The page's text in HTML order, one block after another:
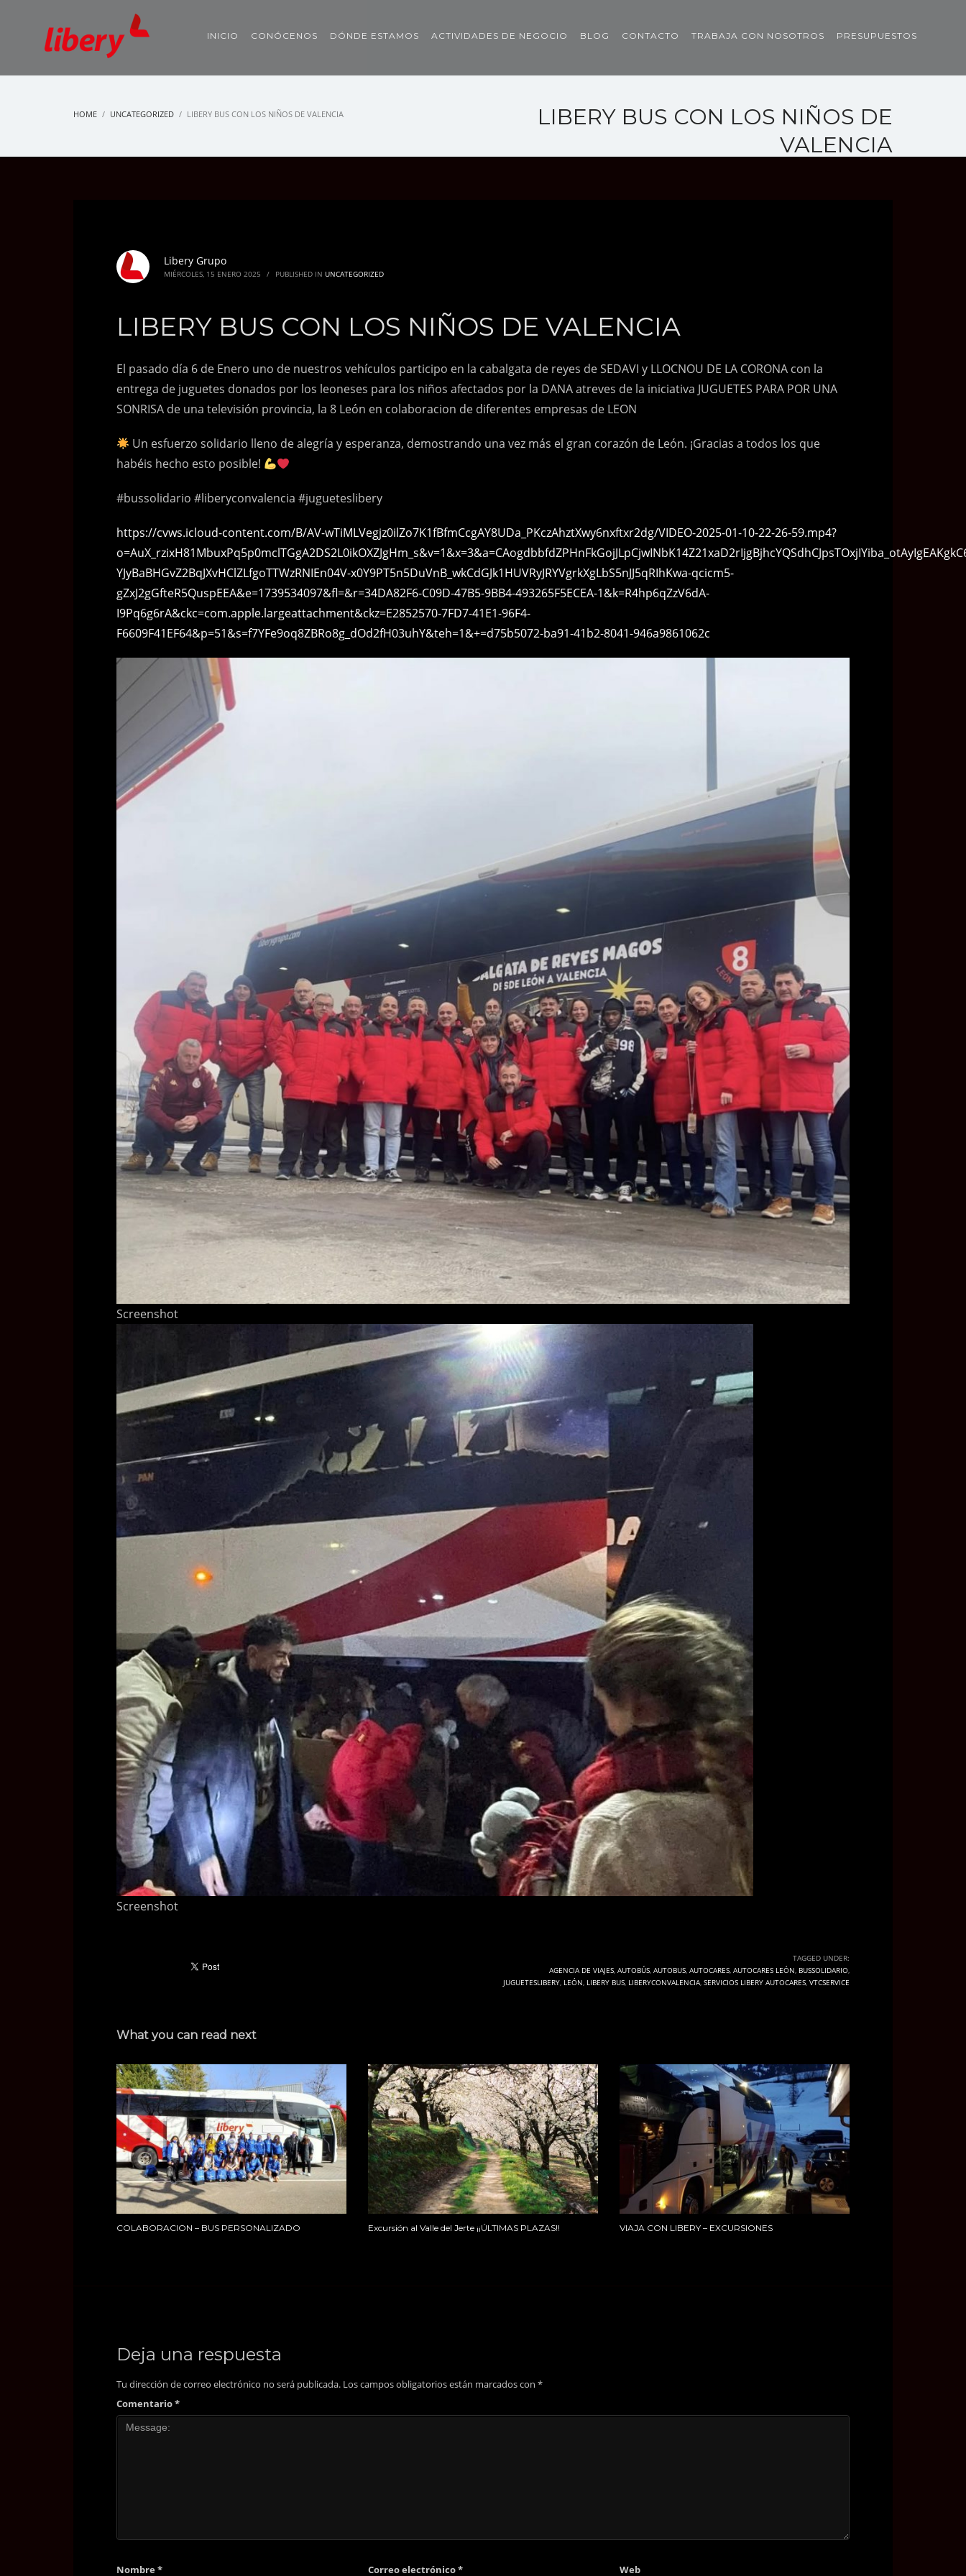
INICIO CONÓCENOS DÓNDE ESTAMOS ACTIVIDADES DE NEGOCIO BLOG CONTACTO TRABAJA CON NOSOTROS PRESUPUESTOS
HOME UNCATEGORIZED LIBERY BUS CON LOS NIÑOS DE VALENCIA
LIBERY BUS CON LOS NIÑOS DE
VALENCIA
Libery Grupo
MIÉRCOLES, 15 ENERO 2025 / PUBLISHED IN UNCATEGORIZED
LIBERY BUS CON LOS NIÑOS DE VALENCIA
El pasado día 6 de Enero uno de nuestros vehículos participo en la cabalgata de reyes de SEDAVI y LLOCNOU DE LA CORONA con la
entrega de juguetes donados por los leoneses para los niños afectados por la DANA atreves de la iniciativa JUGUETES PARA POR UNA
SONRISA de una televisión provincia, la 8 León en colaboracion de diferentes empresas de LEON
Un esfuerzo solidario lleno de alegría y esperanza, demostrando una vez más el gran corazón de León. ¡Gracias a todos los que
habéis hecho esto posible!
#bussolidario #liberyconvalencia #jugueteslibery
https://cvws.icloud-content.com/B/AV-wTiMLVegjz0ilZo7K1fBfmCcgAY8UDa_PKczAhztXwy6nxftxr2dg/VIDEO-2025-01-10-22-26-59.mp4?
YJyBaBHGvZ2BqJXvHClZLfgoTTWzRNIEn04V-x0Y9PT5n5DuVnB_wkCdGJk1HUVRyJRYVgrkXgLbS5nJJ5qRIhKwa-qcicm5-
gZxJ2gGfteR5QuspEEA&e=1739534097&fl=&r=34DA82F6-C09D-47B5-9BB4-493265F5ECEA-1&k=R4hp6qZzV6dA-
I9Pq6g6rA&ckc=com.apple.largeattachment&ckz=E2852570-7FD7-41E1-96F4-
F6609F41EF64&p=51&s=f7YFe9oq8ZBRo8g_dOd2fH03uhY&teh=1&+=d75b5072-ba91-41b2-8041-946a9861062c
Screenshot
Screenshot
TAGGED UNDER:
AGENCIA DE VIAJES, AUTOBÚS, AUTOBUS, AUTOCARES, AUTOCARES LEÓN, BUSSOLIDARIO,
JUGUETESLIBERY, LEÓN, LIBERY BUS, LIBERYCONVALENCIA, SERVICIOS LIBERY AUTOCARES, VTCSERVICE
What you can read next
COLABORACION – BUS PERSONALIZADO Excursión al Valle del Jerte ¡¡ÚLTIMAS PLAZAS!! VIAJA CON LIBERY – EXCURSIONES
Deja una respuesta
Tu dirección de correo electrónico no será publicada. Los campos obligatorios están marcados con *
Comentario*
Nombre * Correo electrónico* Web